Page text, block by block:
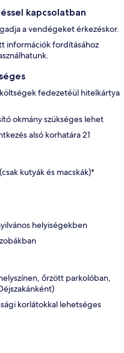
kapcsolatban
a vendégeket érkezéskor.
információk fordításához
fedezetéül hitelkártya
okmány szükséges lehet
alsó korhatára 21
kutyák és macskák)*
helyiségekben
őrzött parkolóban,
korlátokkal lehetséges